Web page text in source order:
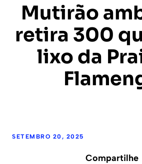
Mutirão
retira 300
lixo da
SETEMBRO 20, 2025
Compartilhe